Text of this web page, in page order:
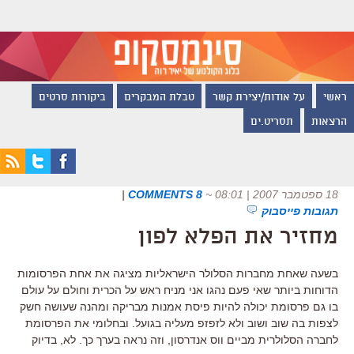
ראשי על אודות/יצירת קשר טבלת המבקרים ביקורות סרטים
הרצאות תסריט.ים
18 ספטמבר 2007 | 08:01 ~
8 COMMENTS
|
תגובות פייסבוק
מחזיר את הפלא לפון
בשעה שאחת מחברות הסלולר הישראליות מציגה את אחת הפרסומות
הדוחות ביותר שאי פעם נהגו אני מניח ראש על הכרית וחולם על עולם
בו גם פרסומת יכולה להיות פיסת אמנות מבריקה ומהנה שעושה חשק
לצפות בה שוב ושוב ולא לזפזפ מעליה בגועל. ובחלומי את הפרסומת
לחברה הסלולרית מביים ווס אנדרסון, וזה נראה בערך כך. לא, בדיוק